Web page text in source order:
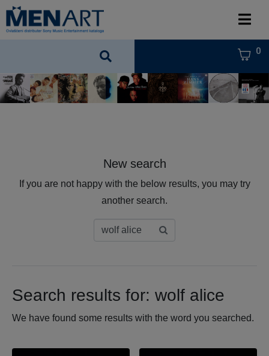
0
New search
If you are not happy with the below results, you may try
another search.
Search results for: wolf alice
We have found some results with the word you searched.